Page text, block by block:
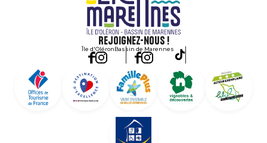
Rejoignez-nous !
Île d'OléronBassin de Marennes